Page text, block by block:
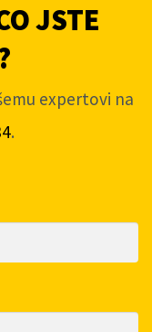
JSTE
expertovi na
.